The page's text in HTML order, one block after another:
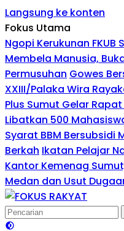
Langsung ke konten
Fokus Utama
Ngopi Kerukunan
Membela Manusia,
Permusuhan Gowes
XXIII/Palaka Wira
Plus Sumut Gelar
Libatkan 500
Syarat BBM Bersubsidi
Berkah Ikatan Pelajar
Kantor Kemenag
Medan dan Usut